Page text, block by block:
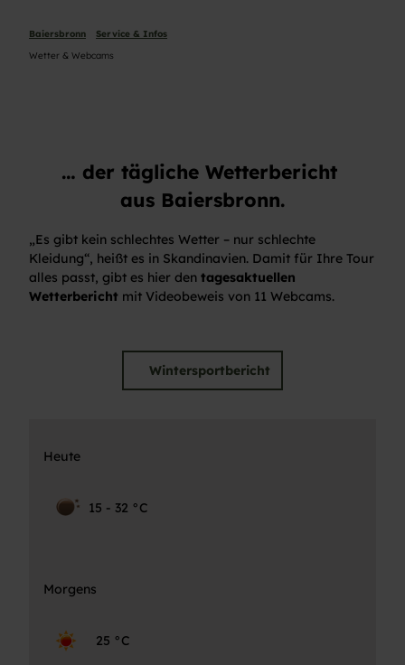
Baiersbronn
Service & Infos
Wetter & Webcams
… der tägliche Wetterbericht
aus Baiersbronn.
„Es gibt kein schlechtes Wetter – nur schlechte
Kleidung“, heißt es in Skandinavien. Damit für Ihre Tour
alles passt, gibt es hier den tagesaktuellen
Wetterbericht mit Videobeweis von 11 Webcams.
Wintersportbericht
Heute
15 - 32 °C
Morgens
25 °C